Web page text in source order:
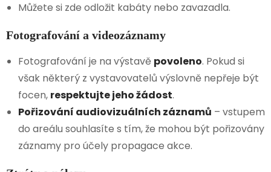
Můžete si zde odložit kabáty nebo zavazadla.
Fotografování a videozáznamy
Fotografování je na výstavě povoleno. Pokud si
však některý z vystavovatelů výslovně nepřeje být
focen, respektujte jeho žádost.
Pořizování audiovizuálních záznamů – vstupem
do areálu souhlasíte s tím, že mohou být pořizovány
záznamy pro účely propagace akce.